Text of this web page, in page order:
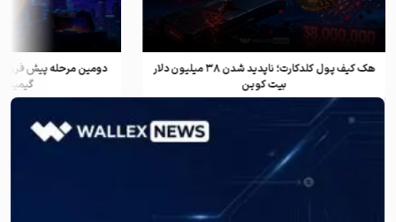
هک کیف پول کلدکارت؛ ناپدید شدن ۳۸ میلیون دلار
بیت کوین
دومین مرحله پیش